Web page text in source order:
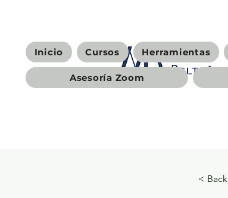
Inicio Cursos Herramientas
Asesoría Zoom
< Back